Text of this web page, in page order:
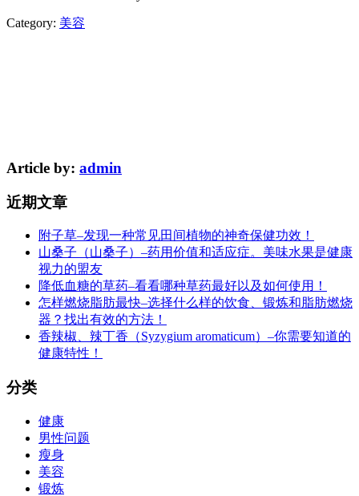
Category: 美容
Article by: admin
近期文章
附子草–发现一种常见田间植物的神奇保健功效！
山桑子（山桑子）–药用价值和适应症。美味水果是健康
视力的盟友
降低血糖的草药–看看哪种草药最好以及如何使用！
怎样燃烧脂肪最快–选择什么样的饮食、锻炼和脂肪燃烧
器？找出有效的方法！
香辣椒、辣丁香（Syzygium aromaticum）–你需要知道的
健康特性！
分类
健康
男性问题
瘦身
美容
锻炼